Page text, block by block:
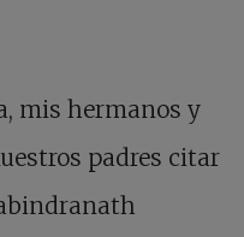
mis hermanos y
padres citar